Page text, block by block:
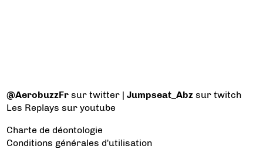
@AerobuzzFr sur twitter |Jumpseat_Abz sur twitch
Les Replays sur youtube
Charte de déontologie
Conditions générales d'utilisation